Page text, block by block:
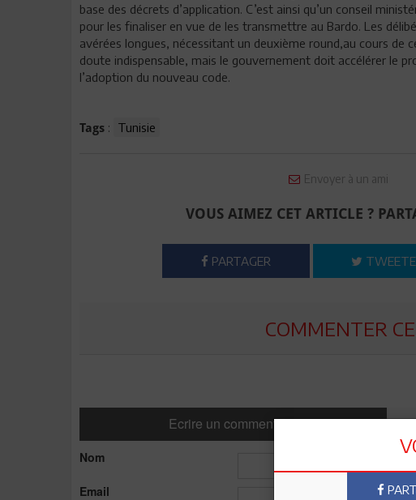
base des décrets d’application. C’est ainsi qu’un conseil
pour les finaliser en vue de les transmettre au Bardo. Les
avérées longues, nécessitant un deuxième round,au cours de
doute indispensable, mais le gouvernement doit accélérer le
l’adoption du nouveau code.
Tags : Tunisie
Envoyer à un ami
VOUS AIMEZ CET ARTICLE ?
PARTAGER
COMMENTER
Ecrire un commentaire
Nom
Email